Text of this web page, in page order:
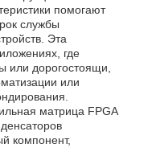
помогают
службы
Эта
где
или дорогостоящи,
или
матрица FPGA
компонент,